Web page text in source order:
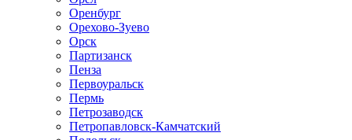
Оренбург
Орехово-Зуево
Орск
Партизанск
Пенза
Первоуральск
Пермь
Петрозаводск
Петропавловск-Камчатский